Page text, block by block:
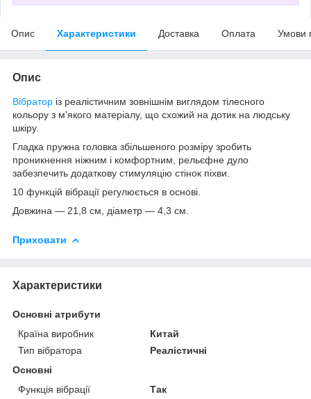
Опис Характеристики Доставка Оплата Умови
Опис
Вібратор із реалістичним зовнішнім виглядом тілесного
кольору з м'якого матеріалу, що схожий на дотик на людську
шкіру.
Гладка пружна головка збільшеного розміру зробить
проникнення ніжним і комфортним, рельєфне дуло
забезпечить додаткову стимуляцію стінок піхви.
10 функцій вібрації регулюється в основі.
Довжина — 21,8 см, діаметр — 4,3 см.
Приховати
Характеристики
Основні атрибути
Країна виробник
Китай
Тип вібратора
Реалістичні
Основні
Функція вібрації
Так